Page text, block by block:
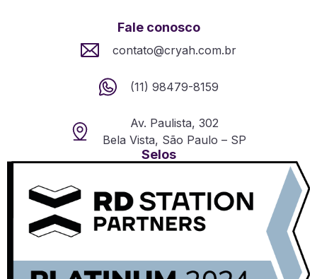
Fale conosco
contato@cryah.com.br
(11) 98479-8159
Av. Paulista, 302
Bela Vista, São Paulo – SP
Selos